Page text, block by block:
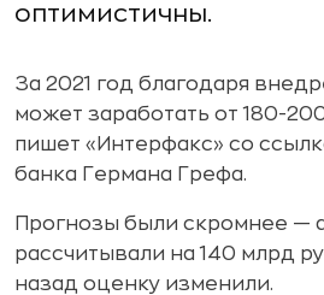
оптимистичны.
За 2021 год благодаря
может заработать от 180-
пишет «Интерфакс» со
банка Германа Грефа.
Прогнозы были скромнее —
рассчитывали на 140 млрд
назад оценку изменили.